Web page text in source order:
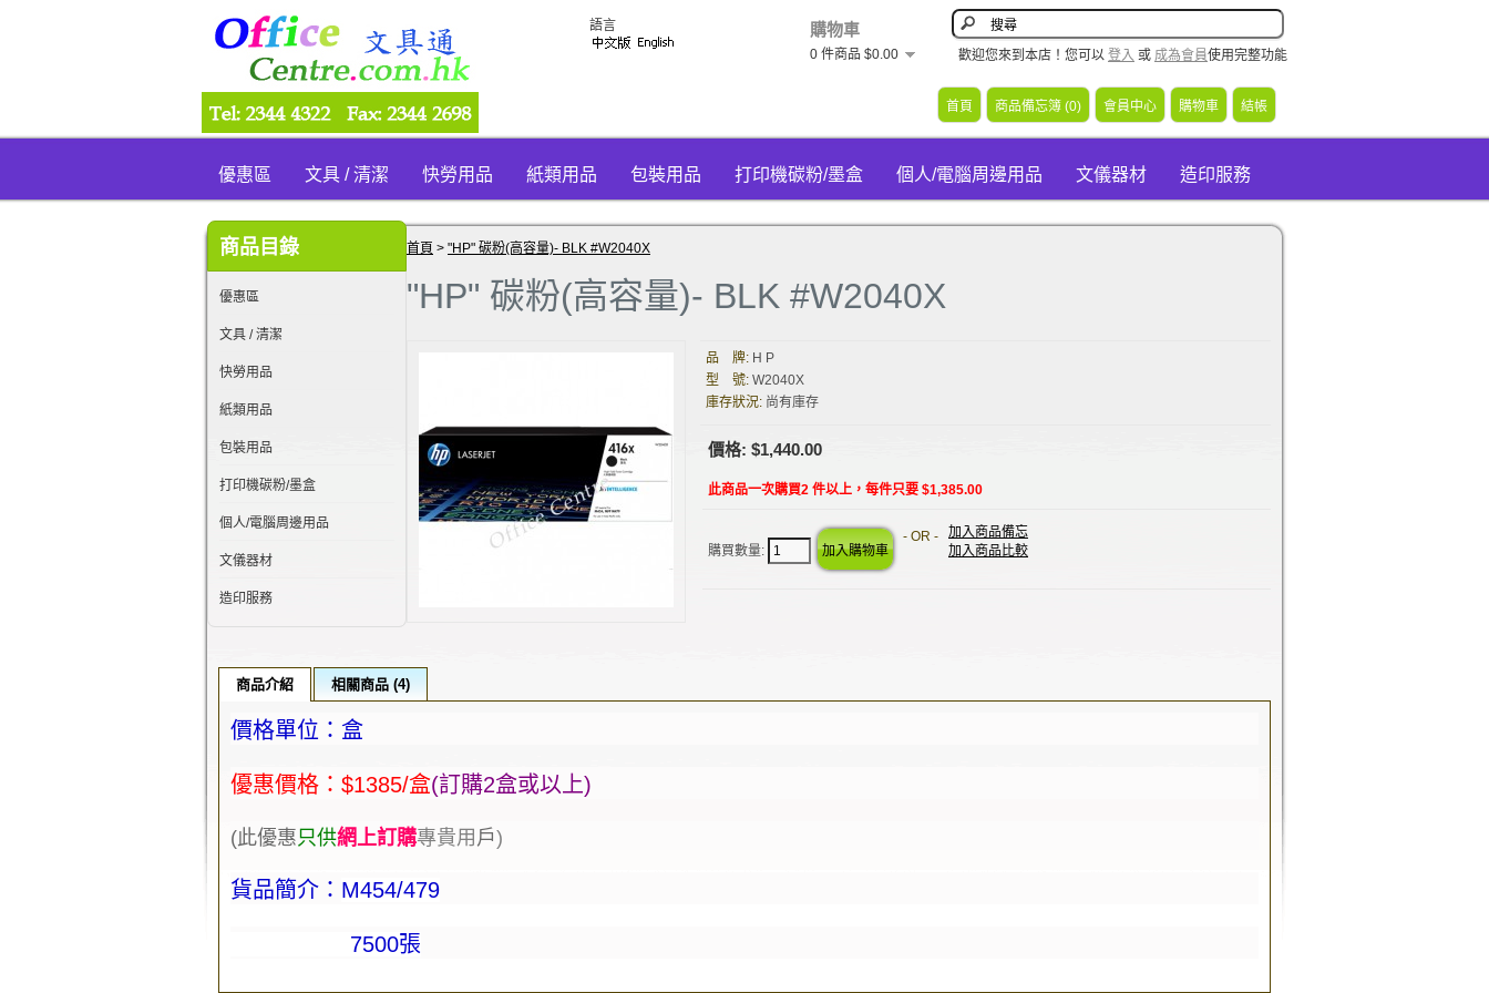
購物車
0 件商品 $0.00
語言
歡迎您來到本店！您可以 登入 或 成為會員使用完整功能
首頁 商品備忘簿 (0) 會員中心 購物車 結帳
優惠區 文具 / 清潔 快勞用品 紙類用品 包裝用品 打印機碳粉/墨盒 個人/電腦周邊用品 文儀器材 造印服務
商品目錄
優惠區
文具 / 清潔
快勞用品
紙類用品
包裝用品
打印機碳粉/墨盒
個人/電腦周邊用品
文儀器材
造印服務
首頁 > "HP" 碳粉(高容量)- BLK #W2040X
"HP" 碳粉(高容量)- BLK #W2040X
品 牌: H P
型 號: W2040X
庫存狀況: 尚有庫存
價格: $1,440.00
此商品一次購買2 件以上，每件只要 $1,385.00
購買數量:
- OR - 加入商品備忘
加入商品比較
商品介紹 相關商品 (4)
價格單位：盒
優惠價格：$1385/盒(訂購2盒或以上)
(此優惠只供網上訂購專貴用 戶)
貨品簡介： M454/479
7500張